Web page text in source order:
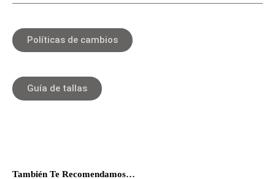
También Te Recomendamos…
Guía de tallas
Políticas de cambios